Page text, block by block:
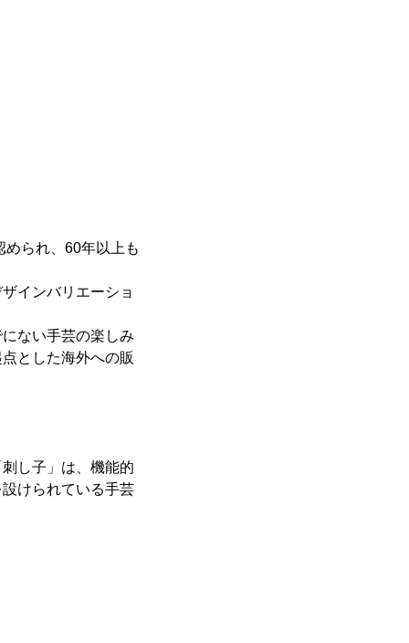
られ、60年以上も
インバリエーショ
ない手芸の楽しみ
とした海外への販
し子」は、機能的
けられている手芸